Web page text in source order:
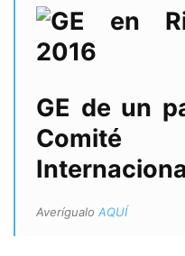
GE de un
Averígualo AQUÍ